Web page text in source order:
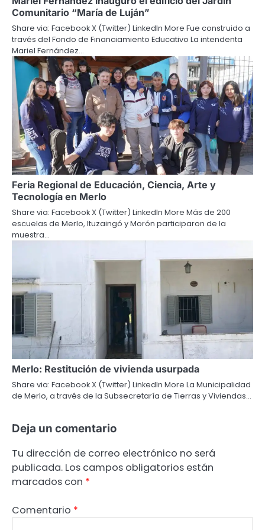
Comunitario “María de Luján”
Share via: Facebook X (Twitter) LinkedIn More Fue construido a
través del Fondo de Financiamiento Educativo La intendenta
Mariel Fernández…
Feria Regional de Educación, Ciencia, Arte y
Tecnología en Merlo
Share via: Facebook X (Twitter) LinkedIn More Más de 200
escuelas de Merlo, Ituzaingó y Morón participaron de la
muestra…
Merlo: Restitución de vivienda usurpada
Share via: Facebook X (Twitter) LinkedIn More La Municipalidad
de Merlo, a través de la Subsecretaría de Tierras y Viviendas…
Deja un comentario
Tu dirección de correo electrónico no será
publicada. Los campos obligatorios están
marcados con *
Comentario *